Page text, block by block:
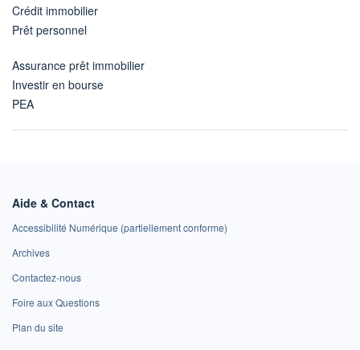
Crédit immobilier
Prêt personnel
Assurance prêt immobilier
Investir en bourse
PEA
Aide & Contact
Accessibilité Numérique (partiellement conforme)
Archives
Contactez-nous
Foire aux Questions
Plan du site